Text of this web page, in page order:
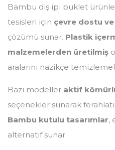
Bambu diş ipi buklet
tesisleri için çevre dostu
çözümü sunar. Plastik
malzemelerden üretilmiş
aralarını nazikçe
Bazı modeller aktif
seçenekler sunarak
Bambu kutulu tasarımlar,
alternatif sunar.